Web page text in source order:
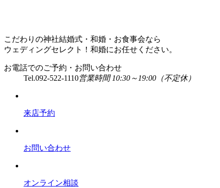
こだわりの神社結婚式・和婚・お食事会なら
ウェディングセレクト！和婚にお任せください。
お電話でのご予約・お問い合わせ
Tel.092-522-1110営業時間 10:30～19:00（不定休）
来店予約
お問い合わせ
オンライン相談